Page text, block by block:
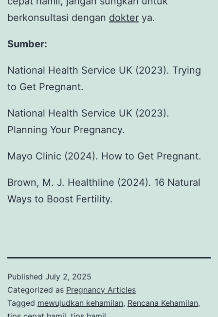
berkonsultasi dengan dokter ya.
Sumber:
National Health Service UK (2023). Trying
to Get Pregnant.
National Health Service UK (2023).
Planning Your Pregnancy.
Mayo Clinic (2024). How to Get Pregnant.
Brown, M. J. Healthline (2024). 16 Natural
Ways to Boost Fertility.
Published July 2, 2025
Categorized as Pregnancy Articles
Tagged mewujudkan kehamilan, Rencana Kehamilan,